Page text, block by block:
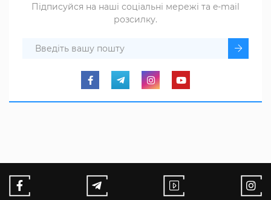
Підписуйся на наші соціальні мережі та e-mail
розсилку.